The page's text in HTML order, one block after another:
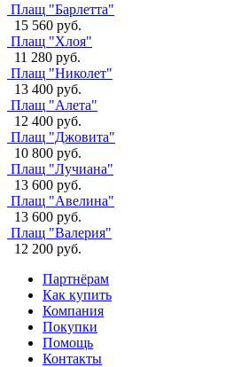
Плащ "Барлетта"
15 560 руб.
Плащ "Хлоя"
11 280 руб.
Плащ "Николет"
13 400 руб.
Плащ "Алета"
12 400 руб.
Плащ "Джовита"
10 800 руб.
Плащ "Лучиана"
13 600 руб.
Плащ "Авелина"
13 600 руб.
Плащ "Валерия"
12 200 руб.
Партнёрам
Как купить
Компания
Покупки
Помощь
Контакты